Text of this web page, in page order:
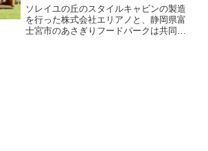
ソレイユの丘のスタイルキャビンの製造
を行った株式会社エリアノと、静岡県富
士宮市のあさぎりフードパークは共同